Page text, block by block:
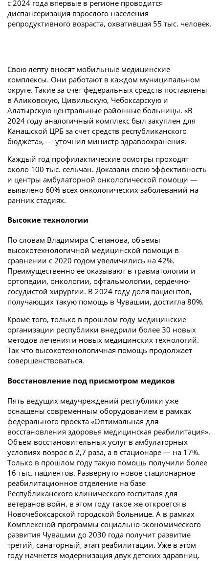
с 2024 года впервые в регионе проводится
диспансеризация взрослого населения
репродуктивного возраста, охватившая 55 тыс. человек.
Свою лепту вносят мобильные медицинские
комплексы. Они работают в каждом муниципальном
округе. Такие за счет федеральных средств поставлены
в Аликовскую, Цивильскую, Чебоксарскую и
Алатырскую центральные районные больницы. «В
2024 году аналогичный комплекс был закуплен для
Канашской ЦРБ за счет средств республиканского
бюджета», — уточнил министр здравоохранения.
Каждый год профилактические осмотры проходят
около 100 тыс. сельчан. Доказали свою эффективность
и центры амбулаторной онкологической помощи —
выявлено 60% всех онкологических заболеваний на
ранних стадиях.
Высокие технологии
По словам Владимира Степанова, объемы
высокотехнологичной медицинской помощи в
сравнении с 2020 годом увеличились на 42%.
Преимущественно ее оказывают в травматологии и
ортопедии, онкологии, офтальмологии, сердечно-
сосудистой хирургии. В 2024 году доля пациентов,
получающих такую помощь в Чувашии, достигла 80%.
Кроме того, только в прошлом году медицинские
организации республики внедрили более 30 новых
методов лечения и новых медицинских технологий.
Так что высокотехнологичная помощь продолжает
совершенствоваться.
Восстановление под присмотром медиков
Пять ведущих медучреждений республики уже
оснащены современным оборудованием в рамках
федерального проекта «Оптимальная для
восстановления здоровья медицинская реабилитация».
Объем восстановительных услуг в амбулаторных
условиях возрос в 2,7 раза, а в стационаре — на 17%.
Только в прошлом году такую помощь получили более
16 тыс. пациентов. Развернуто новое стационарное
реабилитационное отделение на базе
Республиканского клинического госпиталя для
ветеранов войн, в этом году такое же откроется в
Новочебоксарской городской больнице. А в рамках
Комплексной программы социально-экономического
развития Чувашии до 2030 года получит развитие
третий, санаторный, этап реабилитации. Уже в этом
году начнется модернизация двух детских здравниц.